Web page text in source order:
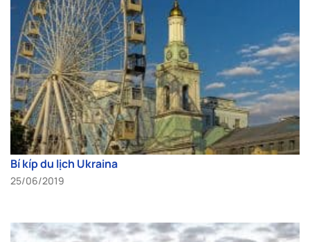
Bí kíp du lịch Ukraina
25/06/2019